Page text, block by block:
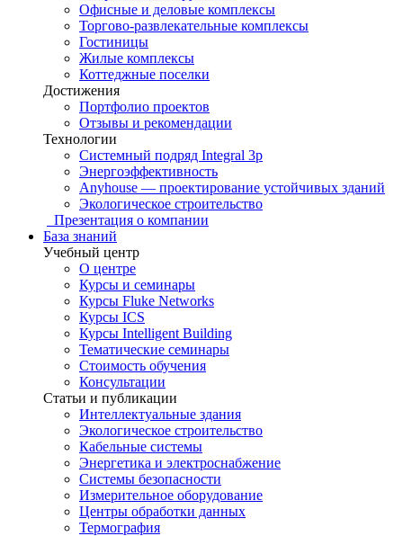
Офисные и деловые комплексы
Торгово-развлекательные комплексы
Гостиницы
Жилые комплексы
Коттеджные поселки
Достижения
Портфолио проектов
Отзывы и рекомендации
Технологии
Системный подряд Integral 3p
Энергоэффективность
Anyhouse — проектирование устойчивых зданий
Экологическое строительство
Презентация о компании
База знаний
Учебный центр
О центре
Курсы и семинары
Курсы Fluke Networks
Курсы ICS
Курсы Intelligent Building
Тематические семинары
Стоимость обучения
Консультации
Статьи и публикации
Интеллектуальные здания
Экологическое строительство
Кабельные системы
Энергетика и электроснабжение
Системы безопасности
Измерительное оборудование
Центры обработки данных
Термография